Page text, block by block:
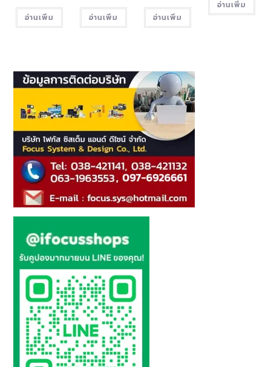
อ่านเพิ่ม อ่านเพิ่ม อ่านเพิ่ม
อ่านเพิ่ม